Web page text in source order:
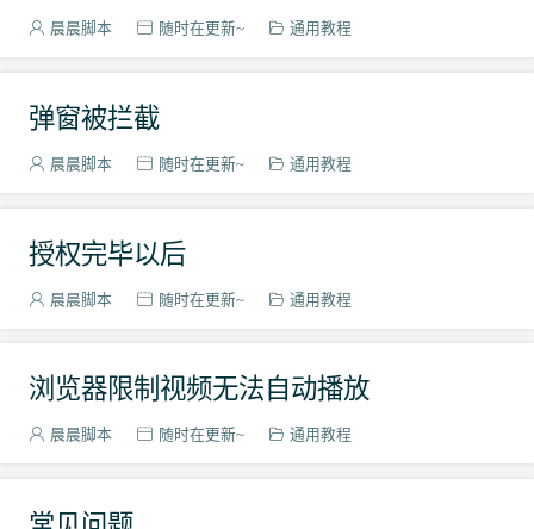
晨晨脚本 随时在更新~ 通用教程
弹窗被拦截
晨晨脚本 随时在更新~ 通用教程
授权完毕以后
晨晨脚本 随时在更新~ 通用教程
浏览器限制视频无法自动播放
晨晨脚本 随时在更新~ 通用教程